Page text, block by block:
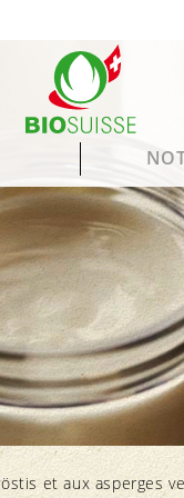
membres
et aux asperges